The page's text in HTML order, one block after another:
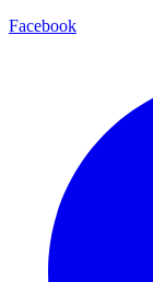
Facebook